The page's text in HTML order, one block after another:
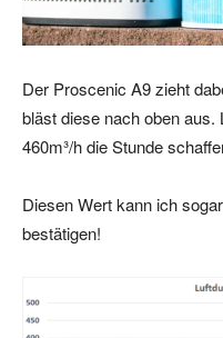
Der Proscenic A9 zieht
bläst diese nach oben
460m³/h die Stunde
Diesen Wert kann ich
bestätigen!